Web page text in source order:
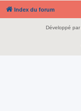
Index du forum
Développé par